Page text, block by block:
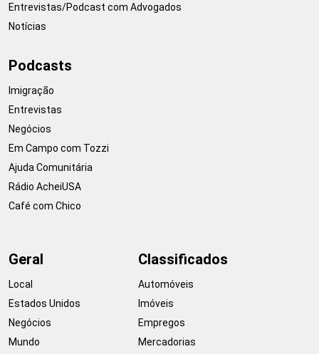
Entrevistas/Podcast com Advogados
Notícias
Podcasts
Imigração
Entrevistas
Negócios
Em Campo com Tozzi
Ajuda Comunitária
Rádio AcheiUSA
Café com Chico
Geral
Local
Estados Unidos
Negócios
Mundo
Classificados
Automóveis
Imóveis
Empregos
Mercadorias